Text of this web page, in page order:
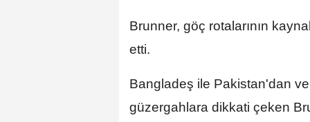
Brunner, göç rotalarının
etti.
Bangladeş ile Pakistan'dan
güzergahlara dikkati çeken